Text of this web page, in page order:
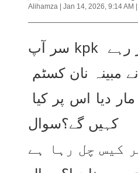
Alihamza Jan 14, 2026, 9:14 AM
سر آپ kpk میں نان کسٹم پیڈ گاڑیوں کی بات کر رہے
کہیں گے؟سوال